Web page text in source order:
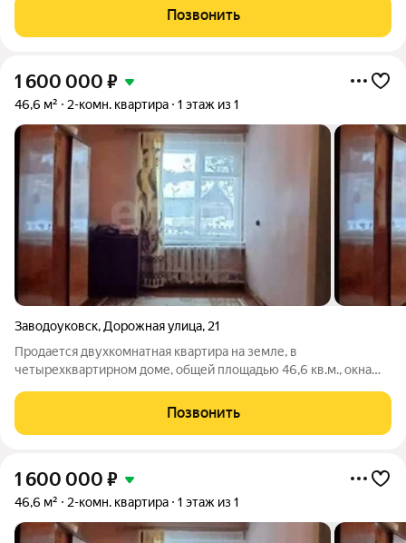
этаже, общей площадью 58,2 кв.м. Планировка хорошая -
распашонка, комнаты изолированы.
Позвонить
1 600 000 ₽
46,6 м² 2-комн. квартира 1 этаж из 1
Заводоуковск, Дорожная улица, 21
Продается двухкомнатная квартира на земле, в
четырехквартирном доме, общей площадью 46,6 кв.м., окна
водоснабжение и отопление, есть небольшой выгреб, на улице
есть небольшой участок , баня и
Позвонить
1 600 000 ₽
46,6 м² 2-комн. квартира 1 этаж из 1